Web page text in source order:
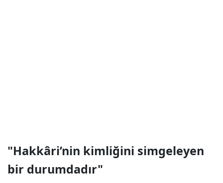
"Hakkâri’nin kimliğini simgeleyen
bir durumdadır"